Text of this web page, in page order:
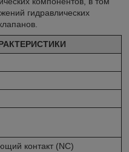
гидравлических
контакт (NC)